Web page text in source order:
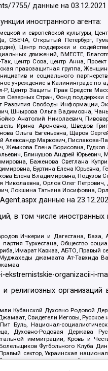
7755/ данные на03.12.2021
иностранного агента:
и европейской культуры,
Открытый Петербург,
Центр поддержки и
движений, ВМЕСТЕ,
Так, центр Сова, центр Анна,
правозащитная группа,
и социального
в Калининграде по
Р, Центр Защиты Прав Средств
Северных Стран, Фонд
Развития Свободы Информации,
Шнырова Ольга Вадимовна,
Анатолий Николаевич,
Ирина Ароновна, Шведов
Ольга Евгеньевна, Щаров
Александр Маркович, Пислакова-
Жемкова Елена Борисовна,
Блинушов Андрей Юрьевич,
Баженова Светлана
Буртина Елена
Елена Владимировна, Подузов
Орлов Олег
Локшина Татьяна Иосифовна,
данные на
в том числе
Ичкерии и Дагестана, База,
Туркестана, Общество
Имарат Кавказ, АБТО,
джамаата Ат-Тавхида
organizacii-i-
религиозных
Кубанской Духовно Родовой
Свидетели Иеговы,
Буль, Национал-
Духовно-Родовая Держава
иммиграции, Кровь и
Футбольного Клуба
сектор, Украинская
последователей